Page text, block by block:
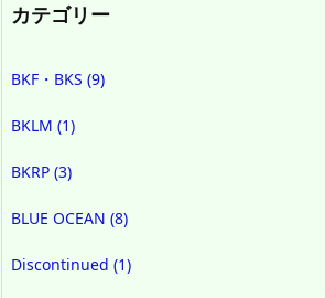
カテゴリー
BKF・BKS (9)
BKLM (1)
BKRP (3)
BLUE OCEAN (8)
Discontinued (1)